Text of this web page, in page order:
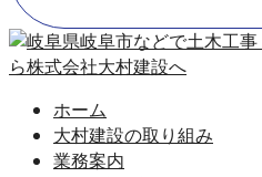
ホーム
大村建設の取り組み
業務案内